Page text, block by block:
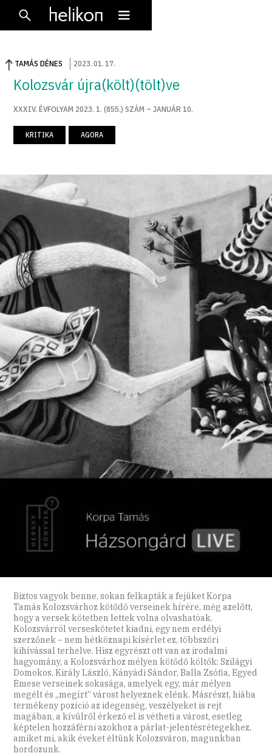
TAMÁS DÉNES 2023.01. 17.
Kolozsvár újra(költ)(tölt)ve
XXXIV. ÉVFOLYAM 2023. 1. (855.) SZÁM – JANUÁR 10.
KRITIKA AGORA
Biztos vagyok benne, sokan felkapták a fejüket Korpa
Tamás Kolozsvárhoz kötődő verseinek hírére, még azelőtt,
hogy a versek kötetben lettek volna olvashatóak.
Kolozsvárról verseskötetet kiadni, egy nem erdélyi
szerzőnek – nem hétköznapi kísérlet ez, többszöri
kihívással terhelve. Hisz egyrészt ott van az irodalmi
hagyomány, a Kolozsvárhoz mélyen kötődő költők: Szilágyi
Domokos, Király László, Kányádi Sándor, Balla Zsófia, Egyed
Emese verseinek sokasága, amelyek egy, már mélyen
megélt és „megírt” várost helyeznek elénk. Másrészt, hiába
termékeny pozíció az idegenség, veszélyeket is rejt
magában, a kívülről érkező el is vétheti a várost, esetleg
képtelen hozzáférni azokhoz a párlat-jelentésrétegekhez,
amiket mi, akik éveket éltünk Kolozsváron, magunkban
hordozunk.